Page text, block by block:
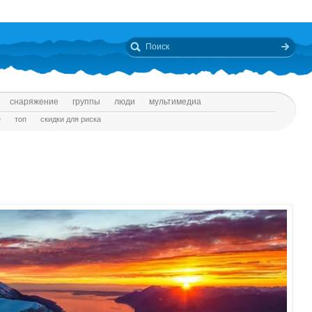
снаряжение группы люди мультимедиа
топ скидки для риска